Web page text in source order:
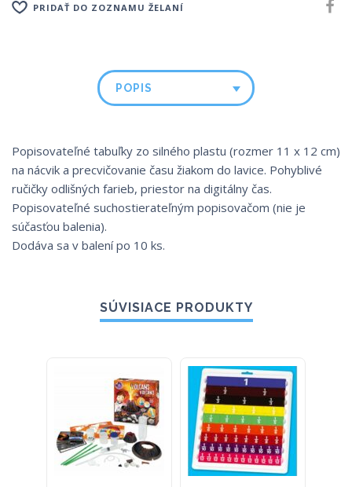
PRIDAŤ DO ZOZNAMU ŽELANÍ
POPIS
Popisovateľné tabuľky zo silného plastu (rozmer 11 x 12 cm)
na nácvik a precvičovanie času žiakom do lavice. Pohyblivé
ručičky odlišných farieb, priestor na digitálny čas.
Popisovateľné suchostierateľným popisovačom (nie je
súčasťou balenia).
Dodáva sa v balení po 10 ks.
SÚVISIACE PRODUKTY